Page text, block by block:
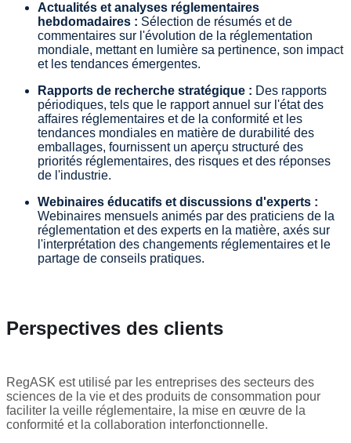
Actualités et analyses réglementaires
hebdomadaires : Sélection de résumés et de
commentaires sur l'évolution de la réglementation
mondiale, mettant en lumière sa pertinence, son impact
et les tendances émergentes.
Rapports de recherche stratégique : Des rapports
périodiques, tels que le rapport annuel sur l'état des
affaires réglementaires et de la conformité et les
tendances mondiales en matière de durabilité des
emballages, fournissent un aperçu structuré des
priorités réglementaires, des risques et des réponses
de l'industrie.
Webinaires éducatifs et discussions d'experts :
Webinaires mensuels animés par des praticiens de la
réglementation et des experts en la matière, axés sur
l'interprétation des changements réglementaires et le
partage de conseils pratiques.
Perspectives des clients
RegASK est utilisé par les entreprises des secteurs des
sciences de la vie et des produits de consommation pour
faciliter la veille réglementaire, la mise en œuvre de la
conformité et la collaboration interfonctionnelle.